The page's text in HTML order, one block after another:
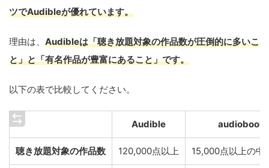
ツでAudibleが優れています。
理由は、 Audibleは「聴き放題対象の作品数が圧倒的に多いこ
と」と「有名作品が豊富にあること」です。
以下の表で比較してください。
Audible
聴き放題対象の作品数 120,000点以上 15,000点以上の中